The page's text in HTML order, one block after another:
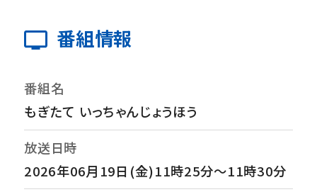
番組情報
番組名
もぎたて いっちゃんじょうほう
放送日時
2026年06月19日(金)11時25分～11時30分